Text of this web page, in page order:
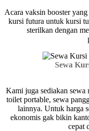
Acara vaksin booster
kursi futura untuk kursi
sterilkan dengan
Sewa
Kami juga sediakan sewa
toilet portable, sewa
lainnya. Untuk harga
ekonomis gak bikin
cepat